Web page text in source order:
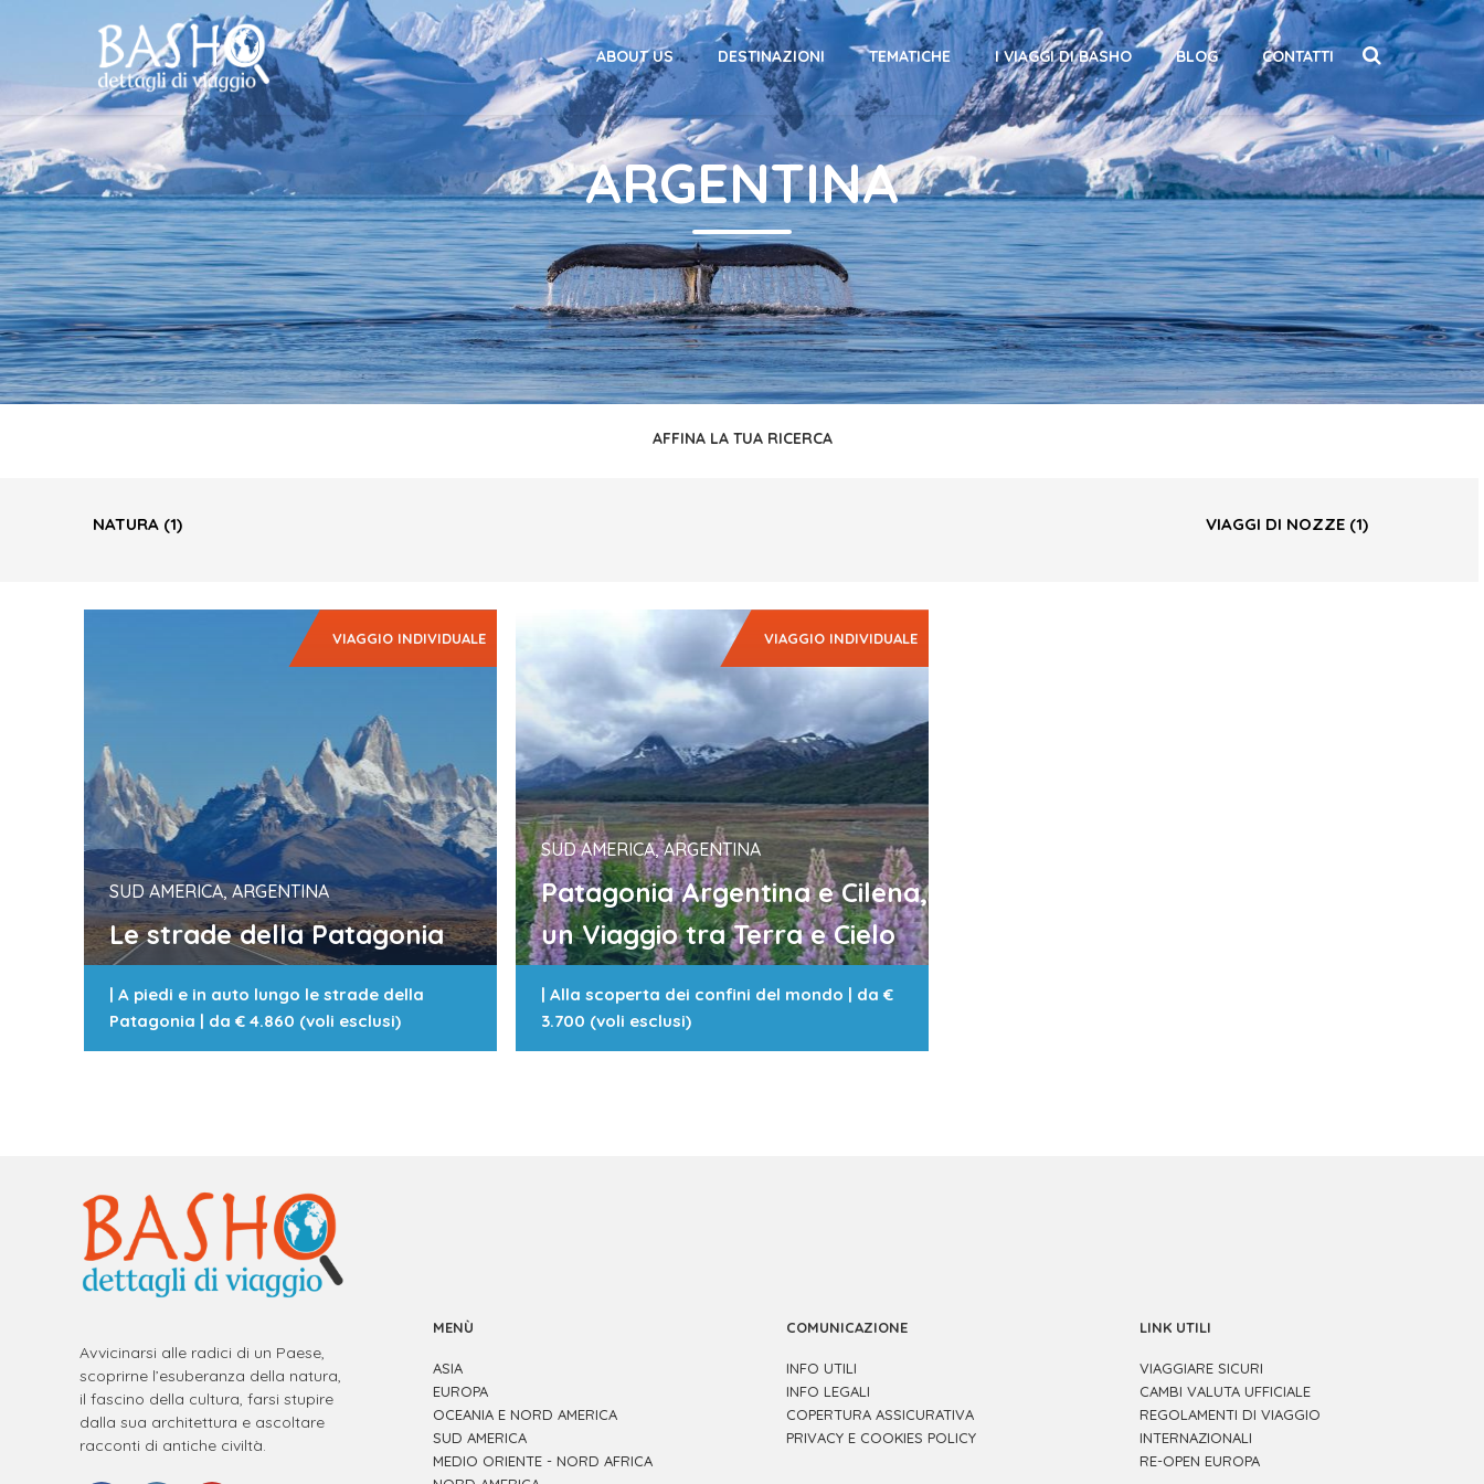
ABOUT US DESTINAZIONI TEMATICHE I VIAGGI DI BASHO BLOG CONTATTI
ARGENTINA
AFFINA LA TUA RICERCA
NATURA (1) VIAGGI DI NOZZE (1)
VIAGGIO INDIVIDUALE
SUD AMERICA, ARGENTINA
Le strade della Patagonia
| A piedi e in auto lungo le strade della
Patagonia | da € 4.860 (voli esclusi)
VIAGGIO INDIVIDUALE
SUD AMERICA, ARGENTINA
Patagonia Argentina e Cilena,
un Viaggio tra Terra e Cielo
| Alla scoperta dei confini del mondo | da €
3.700 (voli esclusi)
Avvicinarsi alle radici di un Paese,
scoprirne l’esuberanza della natura,
il fascino della cultura, farsi stupire
dalla sua architettura e ascoltare
racconti di antiche civiltà.
MENÙ
ASIA
EUROPA
OCEANIA E NORD AMERICA
SUD AMERICA
MEDIO ORIENTE - NORD AFRICA
COMUNICAZIONE
INFO UTILI
INFO LEGALI
COPERTURA ASSICURATIVA
PRIVACY E COOKIES POLICY
LINK UTILI
VIAGGIARE SICURI
CAMBI VALUTA UFFICIALE
REGOLAMENTI DI VIAGGIO
INTERNAZIONALI
RE-OPEN EUROPA